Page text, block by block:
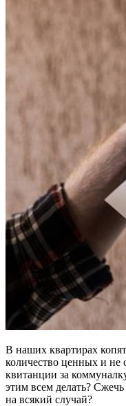
В наших квартирах
количество ценных и не
квитанции за
этим всем делать?
на всякий случай?